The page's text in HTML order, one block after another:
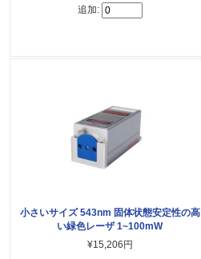
追加:
小さいサイズ 543nm 固体状態安定性の高
い緑色レーザ 1~100mW
¥15,206円